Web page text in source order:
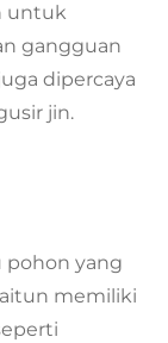
untuk
gangguan
dipercaya
jin.
pohon yang
memiliki